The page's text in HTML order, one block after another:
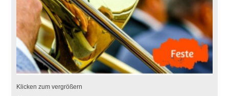
Klicken zum vergrößern